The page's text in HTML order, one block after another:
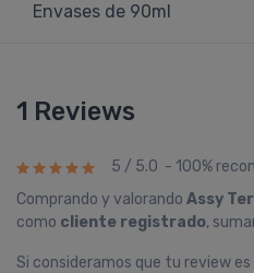
Envases de 90ml
1 Reviews
5 / 5.0 - 100%
Comprando y valorando Assy
como cliente registrado,
Si consideramos que tu review